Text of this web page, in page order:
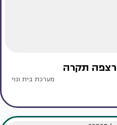
תקרה
מערכת בית ונוי